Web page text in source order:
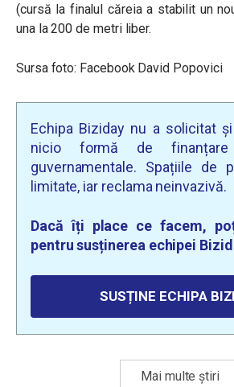
(cursă la finalul căreia a stabilit un
una la 200 de metri liber.
Sursa foto: Facebook David Popovici
Echipa Biziday nu a solicitat
nicio formă de
guvernamentale. Spațiile de
limitate, iar reclama neinvazivă.
Dacă îți place ce facem,
pentru susținerea echipei
SUSȚINE ECHIPA
Mai multe știri